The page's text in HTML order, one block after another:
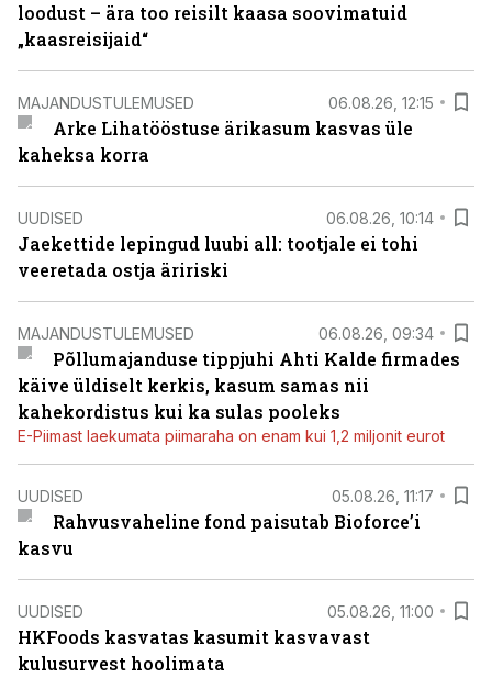
loodust – ära too reisilt kaasa soovimatuid
„kaasreisijaid“
MAJANDUSTULEMUSED 06.08.26, 12:15
Arke Lihatööstuse ärikasum kasvas üle
kaheksa korra
UUDISED 06.08.26, 10:14
Jaekettide lepingud luubi all: tootjale ei tohi
veeretada ostja äririski
MAJANDUSTULEMUSED 06.08.26, 09:34
Põllumajanduse tippjuhi Ahti Kalde firmades
käive üldiselt kerkis, kasum samas nii
kahekordistus kui ka sulas pooleks
E-Piimast laekumata piimaraha on enam kui 1,2 miljonit eurot
UUDISED 05.08.26, 11:17
Rahvusvaheline fond paisutab Bioforce’i
kasvu
UUDISED 05.08.26, 11:00
HKFoods kasvatas kasumit kasvavast
kulusurvest hoolimata